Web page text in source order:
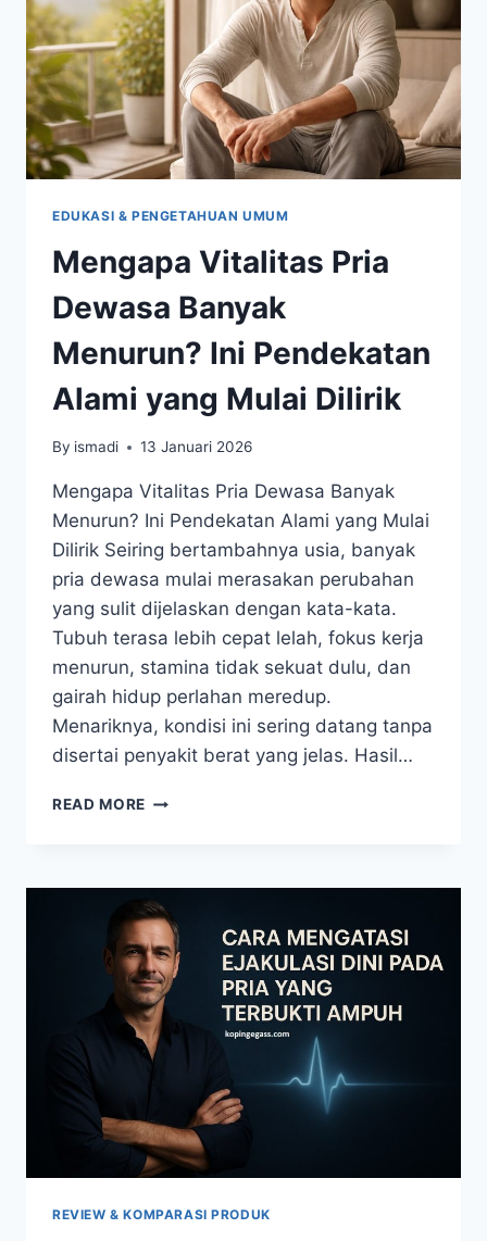
DAN
PERFORMA
ALAMI
EDUKASI & PENGETAHUAN UMUM
Mengapa Vitalitas Pria
Dewasa Banyak
Menurun? Ini Pendekatan
Alami yang Mulai Dilirik
By ismadi 13 Januari 2026
Mengapa Vitalitas Pria Dewasa Banyak
Menurun? Ini Pendekatan Alami yang Mulai
Dilirik Seiring bertambahnya usia, banyak
pria dewasa mulai merasakan perubahan
yang sulit dijelaskan dengan kata-kata.
Tubuh terasa lebih cepat lelah, fokus kerja
menurun, stamina tidak sekuat dulu, dan
gairah hidup perlahan meredup.
Menariknya, kondisi ini sering datang tanpa
disertai penyakit berat yang jelas. Hasil…
READ MORE MENGAPA
BANYAK
MENURUN?
INI
PENDEKATAN
ALAMI
YANG
MULAI
DILIRIK
REVIEW & KOMPARASI PRODUK